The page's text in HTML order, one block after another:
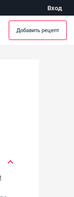
Вход
Добавить рецепт